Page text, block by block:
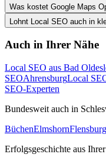
Was kostet Google Maps
Lohnt Local SEO auch in
Auch in Ihrer Nähe
Local SEO aus Bad
SEOAhrensburgLocal
SEO-Experten
Bundesweit auch in
BüchenElmshornFlensburg
Erfolgsgeschichte aus